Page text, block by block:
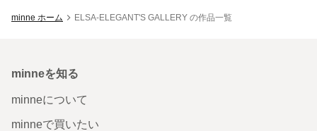
minne ホーム ELSA-ELEGANT'S GALLERY の作品一覧
minneを知る
minneについて
minneで買いたい